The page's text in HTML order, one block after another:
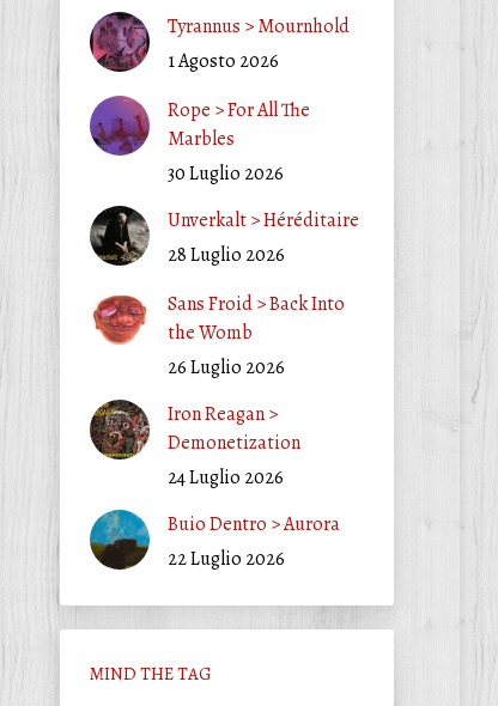
Tyrannus > Mournhold
1 Agosto 2026
Rope > For All The
Marbles
30 Luglio 2026
Unverkalt > Héréditaire
28 Luglio 2026
Sans Froid > Back Into
the Womb
26 Luglio 2026
Iron Reagan >
Demonetization
24 Luglio 2026
Buio Dentro > Aurora
22 Luglio 2026
MIND THE TAG